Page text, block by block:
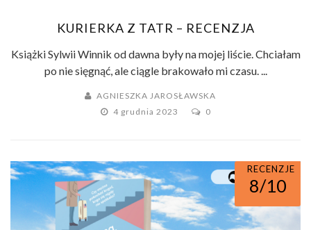
KURIERKA Z TATR – RECENZJA
Książki Sylwii Winnik od dawna były na mojej liście. Chciałam
po nie sięgnąć, ale ciągle brakowało mi czasu. ...
AGNIESZKA JAROSŁAWSKA
4 grudnia 2023
0
ROMANSE
RECENZJE
8/10